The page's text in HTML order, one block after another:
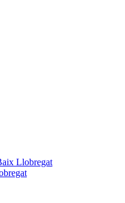
Llobregat